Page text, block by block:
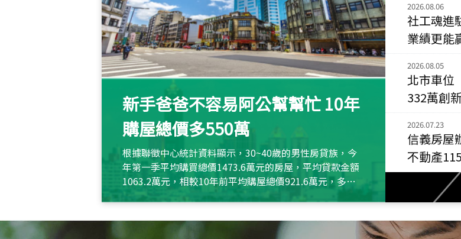
新手爸爸不容易阿公幫幫忙 10年
購屋總價多550萬
根據聯徵中心統計資料顯示，30~40歲的男性房貸族，今
年第一季平均購買總價1473.6萬元的房屋，平均貸款金額
1063.2萬元，相較10年前平均購屋總價921.6萬元，多出
約550萬元，且貸款金額也多
2026.08.06
社工魂進
業績更能
2026.08.05
北市車位
332萬創
2026.07.23
信義房屋
不動產